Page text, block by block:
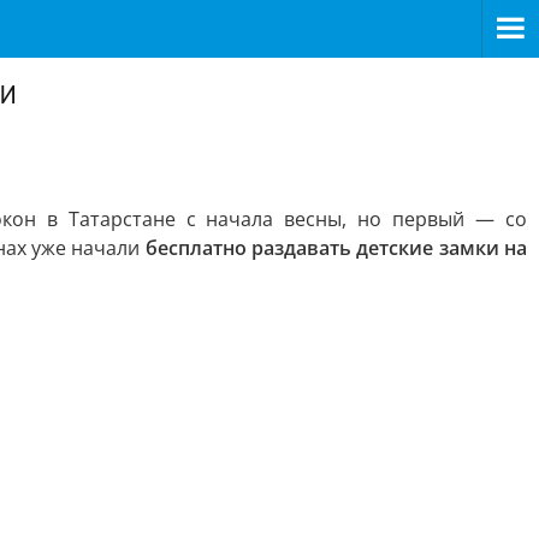
в Татарстане с начала весны, но первый — со
уже начали бесплатно раздавать детские замки на